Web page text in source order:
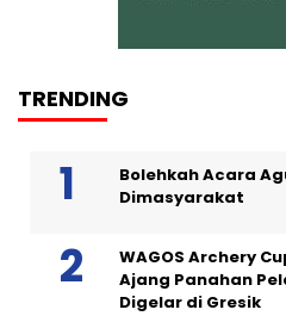
TRENDING
Bolehkah Acara
Dimasyarakat
WAGOS Archery
Ajang Panahan
Digelar di Gresik